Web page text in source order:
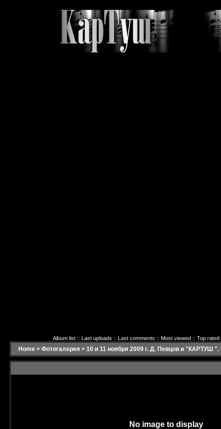
Album list:: Last uploads :: Last comments :: Most viewed:: Top rated
Home > Фотогалерея > 10 и 11 ноября 2009 г. Д. Певцов и "КАРТУШ
No image to display